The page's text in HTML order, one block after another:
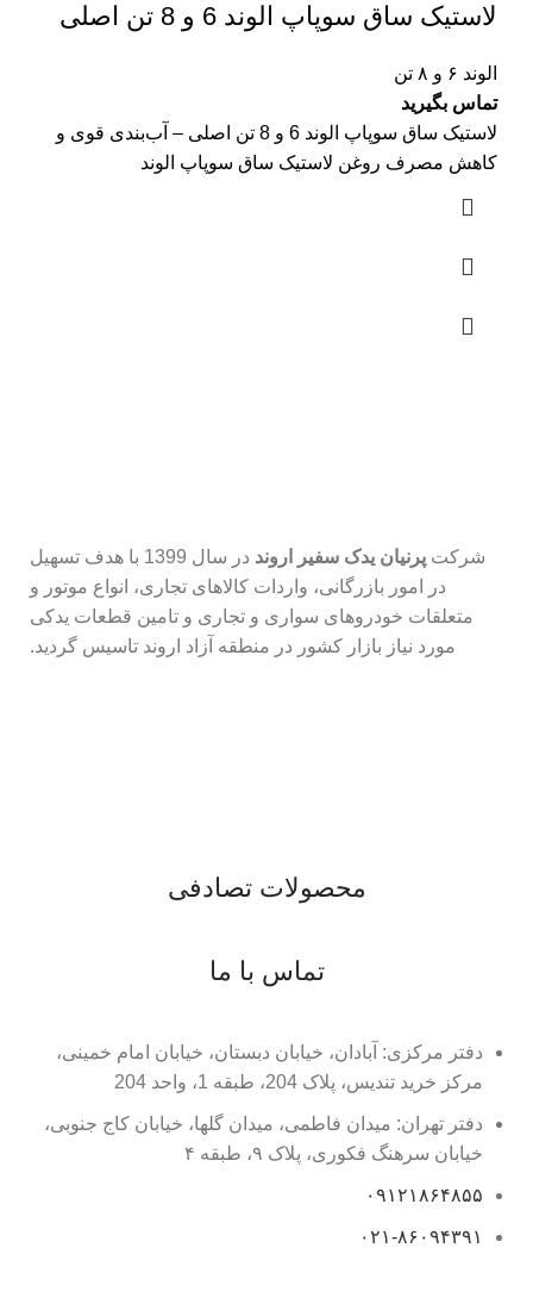
لاستیک ساق سوپاپ الوند 6 و 8 تن اصلی
الوند ۶ و ۸ تن
تماس بگیرید
لاستیک ساق سوپاپ الوند 6 و 8 تن اصلی – آب‌بندی قوی و
کاهش مصرف روغن لاستیک ساق سوپاپ الوند
شرکت پرنیان یدک سفیر اروند
در سال 1399 با هدف تسهیل
در امور بازرگانی، واردات کالاهای تجاری، انواع موتور و
متعلقات خودروهای سواری و تجاری و تامین قطعات یدکی
مورد نیاز بازار کشور در منطقه آزاد اروند تاسیس گردید.
محصولات تصادفی
تماس با ما
دفتر مرکزی: آبادان، خیابان دبستان، خیابان امام خمینی،
مرکز خرید تندیس، پلاک 204، طبقه 1، واحد 204
دفتر تهران: میدان فاطمی، میدان گلها، خیابان کاج جنوبی،
خیابان سرهنگ فکوری، پلاک ۹، طبقه ۴
۰۹۱۲۱۸۶۴۸۵۵
۰۲۱-۸۶۰۹۴۳۹۱